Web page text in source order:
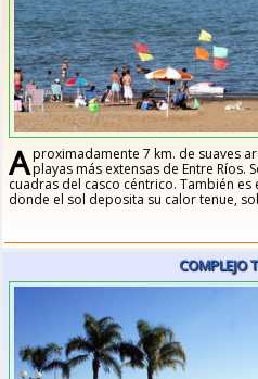
Aproximadamente 7 km. de suaves
playas más extensas de Entre Ríos.
cuadras del casco céntrico. También
donde el sol deposita su calor tenue,
COMPLEJO